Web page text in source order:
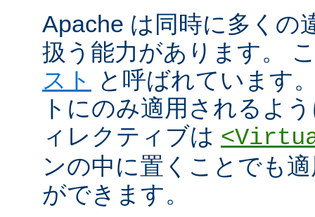
Apache は同時に多くの
扱う能力があります。
スト
と呼ばれています
トにのみ適用されるよ
ィレクティブは
ンの中に置くことでも
ができます。